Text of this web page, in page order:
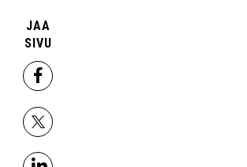
JAA
SIVU
facebook
x